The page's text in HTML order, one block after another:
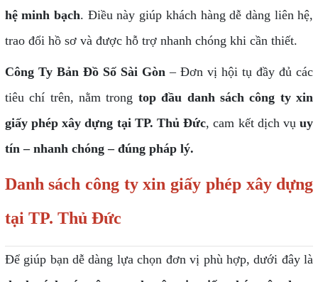
hệ minh bạch. Điều này giúp khách hàng dễ dàng liên hệ,
trao đổi hồ sơ và được hỗ trợ nhanh chóng khi cần thiết.
Công Ty Bản Đồ Số Sài Gòn – Đơn vị hội tụ đầy đủ các
tiêu chí trên, nằm trong top đầu danh sách công ty xin
giấy phép xây dựng tại TP. Thủ Đức, cam kết dịch vụuy
tín – nhanh chóng – đúng pháp lý.
Danh sách công ty xin giấy phép xây dựng
tại TP. Thủ Đức
Để giúp bạn dễ dàng lựa chọn đơn vị phù hợp, dưới đây là